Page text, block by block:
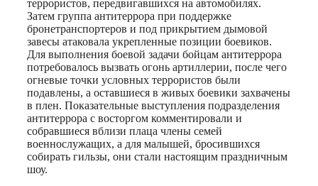
террористов, передвигавшихся на автомобилях.
Затем группа антитеррора при поддержке
бронетранспортеров и под прикрытием дымовой
завесы атаковала укрепленные позиции боевиков.
Для выполнения боевой задачи бойцам антитеррора
потребовалось вызвать огонь артиллерии, после чего
огневые точки условных террористов были
подавлены, а оставшиеся в живых боевики захвачены
в плен. Показательные выступления подразделения
антитеррора с восторгом комментировали и
собравшиеся вблизи плаца члены семей
военнослужащих, а для малышей, бросившихся
собирать гильзы, они стали настоящим праздничным
шоу.